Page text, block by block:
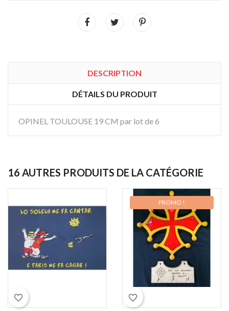
DESCRIPTION
DÉTAILS DU PRODUIT
OPINEL TOULOUSE 19 CM par lot de 6
16 AUTRES PRODUITS DE LA CATÉGORIE
favorite_border favorite_border
PROMO !